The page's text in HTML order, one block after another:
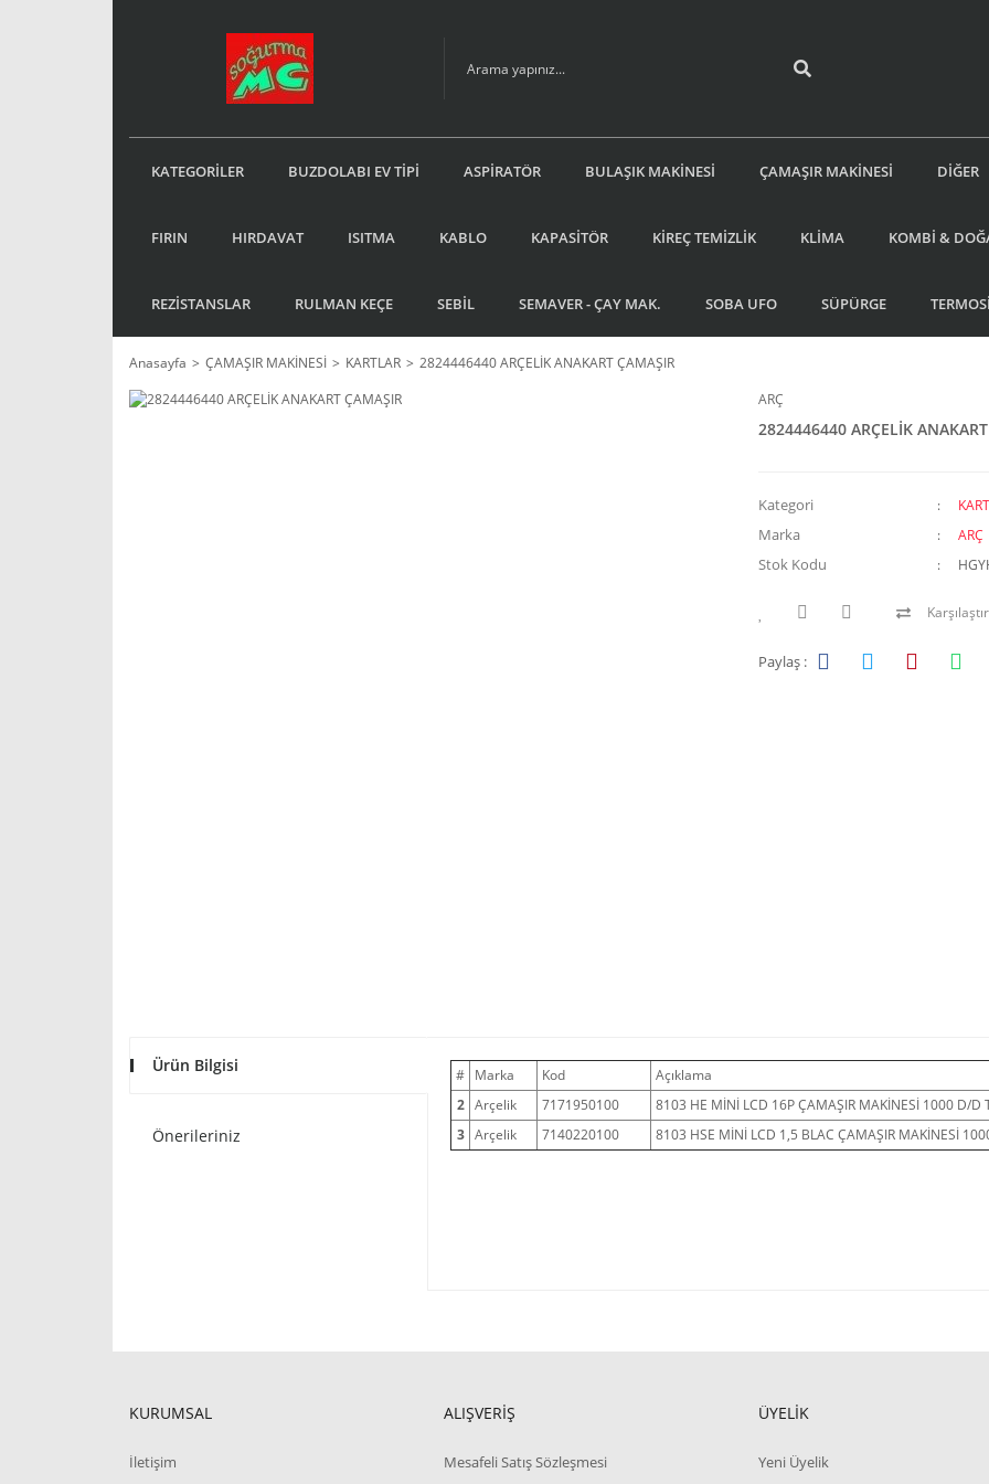
KATEGORİLER BUZDOLABI EV TİPİ ASPİRATÖR BULAŞIK MAKİNESİ ÇAMAŞIR MAKİNESİ DİĞER
FIRIN HIRDAVAT ISITMA KABLO KAPASİTÖR KİREÇ TEMİZLİK KLİMA KOMBİ &
REZİSTANSLAR RULMAN KEÇE SEBİL SEMAVER - ÇAY MAK. SOBA UFO SÜPÜRGE
Anasayfa ÇAMAŞIR MAKİNESİ KARTLAR
2824446440 ARÇELİK ANAKART ÇAMAŞIR
ARÇ
2824446440 ARÇELİK
Kategori
Marka ARÇ
Stok Kodu
Karşılaştır
Paylaş :
Ürün Bilgisi
Önerileriniz
# Marka Kod
Açıklama
2 Arçelik 7171950100
8103 HE MİNİ LCD 16P ÇAMAŞIR MAKİNESİ 1000 D/D
3 Arçelik 7140220100 8103 HSE MİNİ LCD 1,5 BLAC ÇAMAŞIR MAKİNESİ
KURUMSAL
İletişim
ALIŞVERİŞ
Mesafeli Satış Sözleşmesi
ÜYELİK
Yeni Üyelik